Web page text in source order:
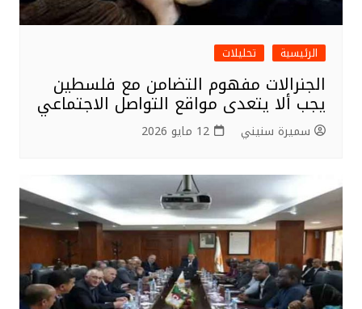
الرئيسية تحليلات
الجنرالات مفهوم التضامن مع فلسطين
يجب ألا يتعدى مواقع التواصل الاجتماعي
سميرة سنيني 12 مايو 2026